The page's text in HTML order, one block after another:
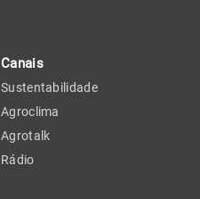
Canais
Sustentabilidade
Agroclima
Agrotalk
Rádio